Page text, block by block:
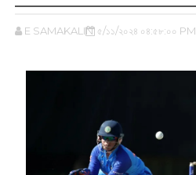
E SAMAKALIN ৫/১১/২০২৪ ০৪:৫৮:০০ PM